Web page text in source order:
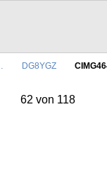
DG8YGZ
62 von 118